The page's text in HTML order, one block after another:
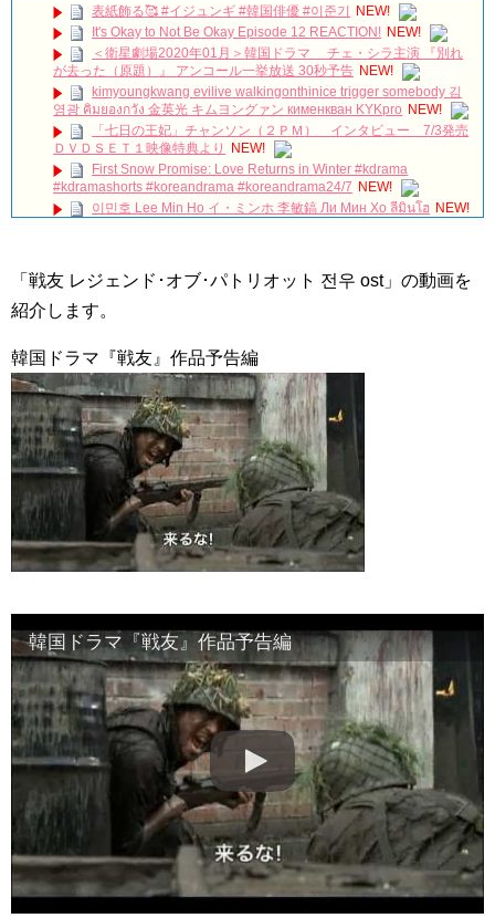
表紙飾る🥰 #イジュンギ #韓国俳優 #이준기 NEW!
It's Okay to Not Be Okay Episode 12 REACTION! NEW!
＜衛星劇場2020年01月＞韓国ドラマ チェ・シラ主演 『別れ
が去った（原題）』 アンコール一挙放送 30秒予告 NEW!
kimyoungkwang evilive walkingonthinice trigger somebody 김
영광 คิมยองกวัง 金英光 キムヨングァン кименкван KYKpro NEW!
「七日の王妃」チャンソン（２ＰＭ） インタビュー 7/3発売
ＤＶＤＳＥＴ１映像特典より
NEW!
First Snow Promise: Love Returns in Winter #kdrama
#kdramashorts #koreandrama #koreandrama24/7 NEW!
이민호 Lee Min Ho イ・ミンホ 李敏鎬 Ли Мин Хо ลีมินโฮ NEW!
【レコーディング】Foi 新曲「花遊記」の制作裏側に迫る。
【アーティスト密着動画】制作秘話
동생 구해준 아내한테 인성 보여준 남편 #이청아 #이동건 #박규
【10月韓劇】《Nine Room 9號房間 나인룸 Room No. 9 》金喜
善、金英光、金海淑 三人集結版中字預告【DFTV數位未來】
【韓国ドラマ】『熱血司祭』『エクストリーム・ジョブ』の
イ・ハニが妖艶な女優役に挑戦!Netflix『エマ』で描かれる娯楽産業が
躍進した1980年代の光と影 NEW!
「違う（ちがう）・異なる」を韓国語では？「다르다（タル
ダ）」の意味・使い方について
について
「退屈だ・暇だ」を韓国語では？「심심하다（シムシマダ）」
の意味・使い方について
■韓国ドラマ『キング～Two Hearts』予告動画（日本語字幕）
HSF(126)-윤균상 서울숲 벤치 (YUN Kyunsang)(4)September::
Healing in Seoul Forest (서울숲)
yoon kyun sang
ユン・ギュンサン主演「潜入弁護人」第1回特別公開！
ハン・ヘジン 한혜진 – (선공개) 강남 3대 얼짱 출신 &#39;한혜진
언니&#39; (ft. 도여니의 학창시절) | 편 먹고 갈래요? 밥블레스유 2
bobblessyou2 EP.18
ソン・ヘギョ – ソンヘギョ キスまとめ
ハン・ヘジン 한혜진 – Still We (여전히 우리는)
九尾狐外伝 第２話 キム・ジウ チョ・ヒョンジェ
九尾狐外伝 メイキング03 ハン・イェスル
チョ・ヒョンジェ 조현재 九尾狐外伝 制作発表会
キム・テヒの弟イ・ワン♥イ・ボミ、今日（28日）結婚……
「戦友 レジェンド･オブ･パトリオット 전우 ost」の動画を
紹介します。
韓国ドラマ『戦友』作品予告編
韓国ドラマ『戦友』作品予告編